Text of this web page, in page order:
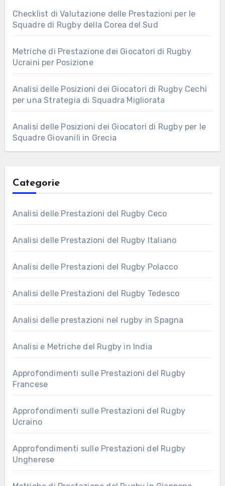
Checklist di Valutazione delle Prestazioni per le
Squadre di Rugby della Corea del Sud
Metriche di Prestazione dei Giocatori di Rugby
Ucraini per Posizione
Analisi delle Posizioni dei Giocatori di Rugby Cechi
per una Strategia di Squadra Migliorata
Analisi delle Posizioni dei Giocatori di Rugby per le
Squadre Giovanili in Grecia
Categorie
Analisi delle Prestazioni del Rugby Ceco
Analisi delle Prestazioni del Rugby Italiano
Analisi delle Prestazioni del Rugby Polacco
Analisi delle Prestazioni del Rugby Tedesco
Analisi delle prestazioni nel rugby in Spagna
Analisi e Metriche del Rugby in India
Approfondimenti sulle Prestazioni del Rugby
Francese
Approfondimenti sulle Prestazioni del Rugby
Ucraino
Approfondimenti sulle Prestazioni del Rugby
Ungherese